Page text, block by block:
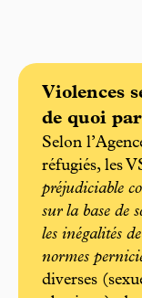
Violences
de quoi
Selon
réfugiés, les
préjudiciable
sur la base de
les inégalités
normes
diverses